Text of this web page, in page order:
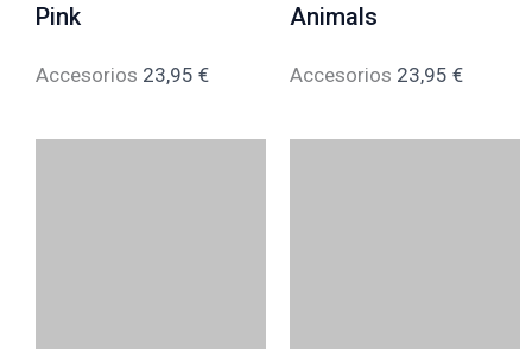
Pink
Accesorios 23,95 €
Animals
Accesorios 23,95 €